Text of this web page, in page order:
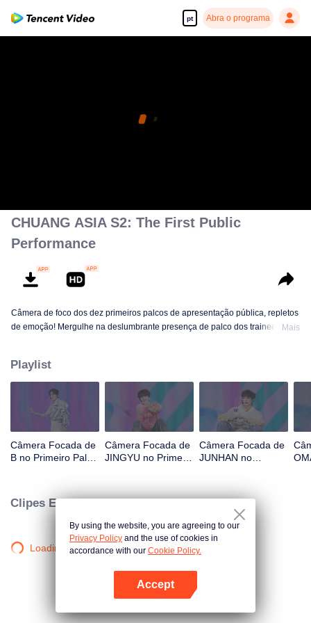
pt Abra o programa
Abra o programa
CHUANG ASIA S2: The First Public
Performance
Câmera de foco dos dez primeiros palcos de apresentação pública, repletos
de emoção! Mergulhe na deslumbrante presença de palco dos trainees! OK,
Mais
Playlist
Câmera Focada de
B no Primeiro Palco
Câmera Focada de
JINGYU no Primeiro
Câmera Focada de
JUNHAN no
Clipes Exclusivos
Loading…
By using the website, you are agreeing to our
Privacy Policy and the use of cookies in
accordance with our Cookie Policy.
Accept